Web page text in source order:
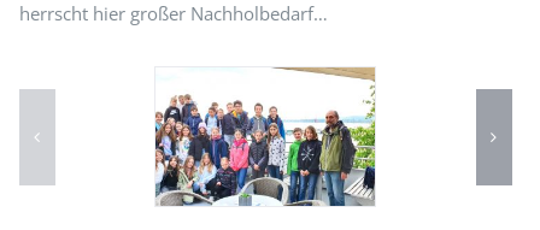
herrscht hier großer Nachholbedarf…